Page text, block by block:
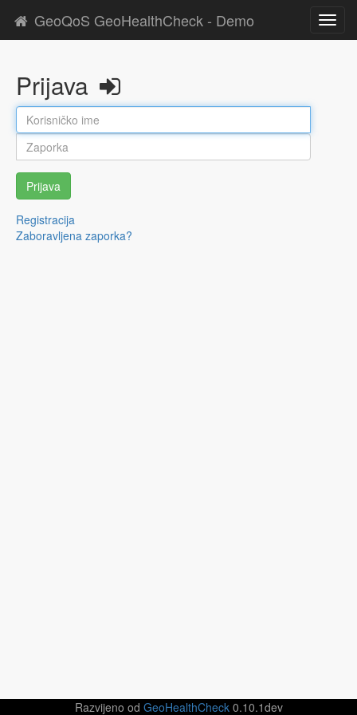
GeoQoS GeoHealthCheck - Demo
Prijava
Prijava
Registracija
Zaboravljena zaporka?
Razvijeno od GeoHealthCheck0.10.1dev